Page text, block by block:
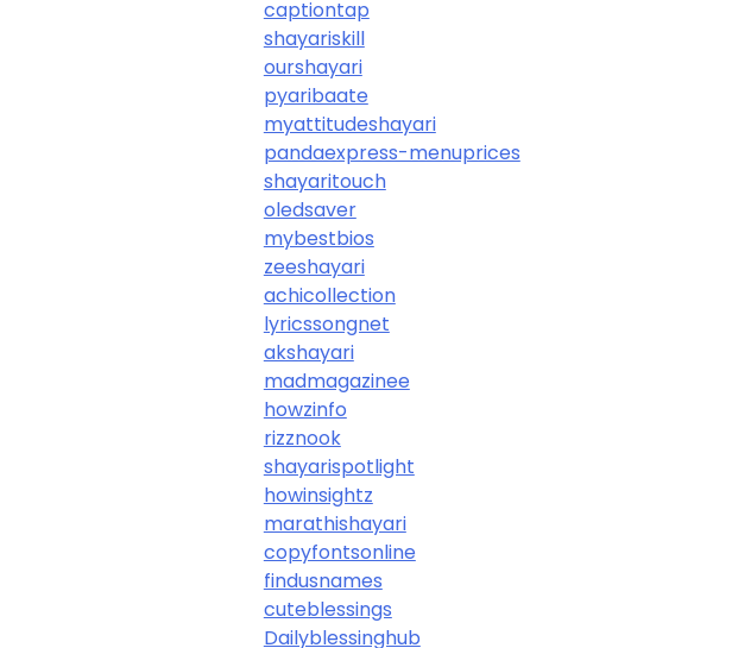
captiontap
shayariskill
ourshayari
pyaribaate
myattitudeshayari
pandaexpress-menuprices
shayaritouch
oledsaver
mybestbios
zeeshayari
achicollection
lyricssongnet
akshayari
madmagazinee
howzinfo
rizznook
shayarispotlight
howinsightz
marathishayari
copyfontsonline
findusnames
cuteblessings
Dailyblessinghub